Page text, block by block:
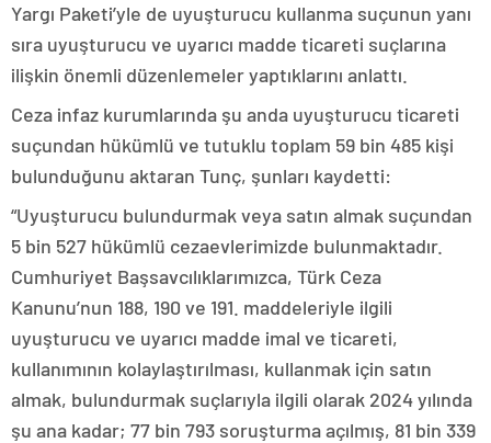
Yargı Paketi’yle de uyuşturucu kullanma suçunun yanı
sıra uyuşturucu ve uyarıcı madde ticareti suçlarına
ilişkin önemli düzenlemeler yaptıklarını anlattı.
Ceza infaz kurumlarında şu anda uyuşturucu ticareti
suçundan hükümlü ve tutuklu toplam 59 bin 485 kişi
bulunduğunu aktaran Tunç, şunları kaydetti:
“Uyuşturucu bulundurmak veya satın almak suçundan
5 bin 527 hükümlü cezaevlerimizde bulunmaktadır.
Cumhuriyet Başsavcılıklarımızca, Türk Ceza
Kanunu’nun 188, 190 ve 191. maddeleriyle ilgili
uyuşturucu ve uyarıcı madde imal ve ticareti,
kullanımının kolaylaştırılması, kullanmak için satın
almak, bulundurmak suçlarıyla ilgili olarak 2024 yılında
şu ana kadar; 77 bin 793 soruşturma açılmış, 81 bin 339